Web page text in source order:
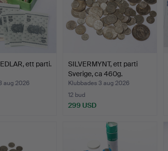
ett parti.
aug 2026
SILVERMYNT, ett parti
Sverige, ca 460g.
Klubbades 3 aug 2026
12 bud
299 USD